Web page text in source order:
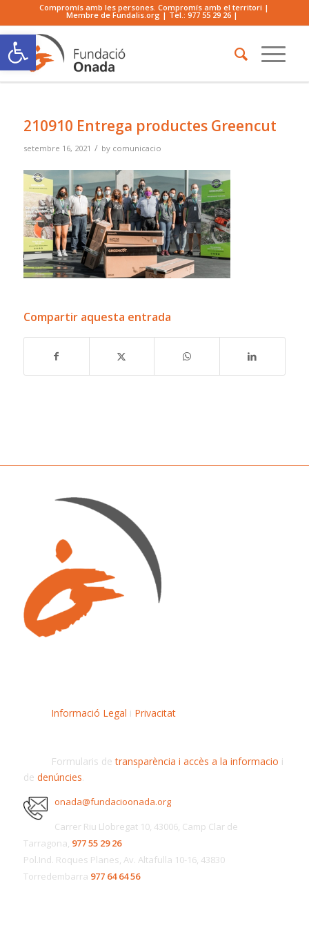
Obre la barra d'eines
Compromís amb les persones. Compromís amb el territori |
Membre de Fundalis.org | Tel.:977 55 29 26 |
210910 Entrega productes Greencut
setembre 16, 2021 / by comunicacio
Compartir aquesta entrada
Informació Legal i Privacitat
Formularis detransparència i accès a la informacio i
de denúncies.
onada@fundacioonada.org
Carrer Riu Llobregat 10, 43006, Camp Clar de
Tarragona, 977 55 29 26
Pol.Ind. Roques Planes, Av. Altafulla 10-16, 43830
Torredembarra 977 64 64 56